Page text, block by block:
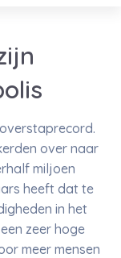
over naar
miljoen
heeft dat te
in het
zeer hoge
meer mensen